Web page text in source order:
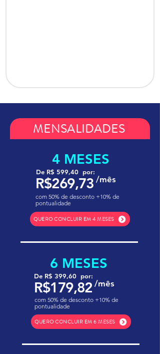
MENSALIDADES
4 MESES
De R$ 599,40 por:
R$269,73 /mês
com 50% de desconto +10% de
pontualidade
QUERO CONCLUIR EM 4 MESES
6 MESES
De R$ 399,60 por:
R$179,82 /mês
com 50% de desconto +10% de
pontualidade
QUERO CONCLUIR EM 6 MESES